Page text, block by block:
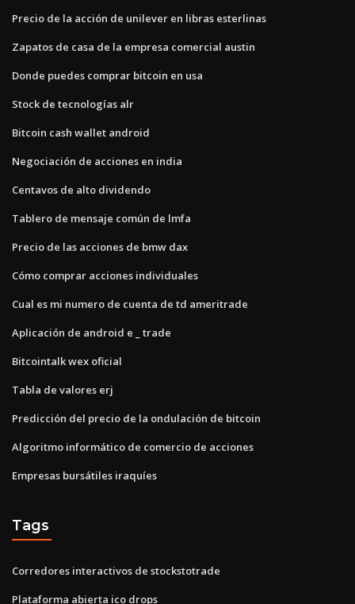
Precio de la acción de unilever en libras esterlinas
Zapatos de casa de la empresa comercial austin
Donde puedes comprar bitcoin en usa
Stock de tecnologías alr
Bitcoin cash wallet android
Negociación de acciones en india
Centavos de alto dividendo
Tablero de mensaje común de lmfa
Precio de las acciones de bmw dax
Cómo comprar acciones individuales
Cual es mi numero de cuenta de td ameritrade
Aplicación de android e _ trade
Bitcointalk wex oficial
Tabla de valores erj
Predicción del precio de la ondulación de bitcoin
Algoritmo informático de comercio de acciones
Empresas bursátiles iraquíes
Tags
Corredores interactivos de stockstotrade
Plataforma abierta ico drops